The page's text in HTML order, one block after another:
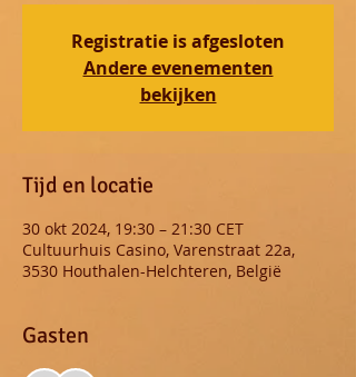
Registratie is afgesloten
Andere evenementen
bekijken
Tijd en locatie
30 okt 2024, 19:30 – 21:30 CET
Cultuurhuis Casino, Varenstraat 22a,
3530 Houthalen-Helchteren, België
Gasten